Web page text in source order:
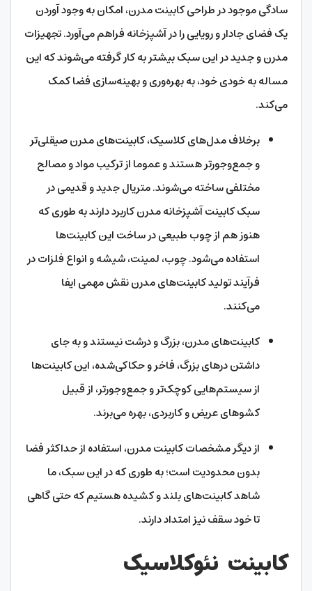
سادگی موجود در طراحی کابینت مدرن، امکان به وجود آوردن
یک فضای جادار و رویایی را در آشپزخانه فراهم می‌آورد. تجهیزات
مدرن و جدید در این سبک بیشتر به کار گرفته می‌شوند که این
مساله به خودی خود، به بهره‌وری و بهینه‌سازی فضا کمک
می‌کند.
برخلاف مدل‌های کلاسیک، کابینت‌های مدرن صیقلی‌تر
و جمع‌وجورتر هستند و عموما از ترکیب مواد و مصالح
مختلفی ساخته می‌شوند. متریال جدید و قدیمی در
سبک کابینت آشپزخانه مدرن کاربرد دارند به طوری که
هنوز هم از چوب طبیعی در ساخت این کابینت‌ها
استفاده می‌شود. چوب، لمینت، شیشه و انواع فلزات در
فرآیند تولید کابینت‌های مدرن نقش مهمی ایفا
می‌کنند.
کابینت‌‌های مدرن، بزرگ و درشت نیستند و به جای
داشتن درهای بزرگ، فاخر و حکاکی‌‌شده، این کابینت‌ها
از سیستم‌هایی کوچک‌تر و جمع‌وجورتر، از قبیل
کشو‌های عریض و کاربردی، بهره می‌برند.
از دیگر مشخصات کابینت مدرن، استفاده از حداکثر فضا
بدون محدودیت‌ است؛ به طوری که در این سبک، ما
شاهد کابینت‌های بلند و کشیده هستیم که حتی گاهی
تا خود سقف نیز امتداد دارند.
کابینت نئوکلاسیک